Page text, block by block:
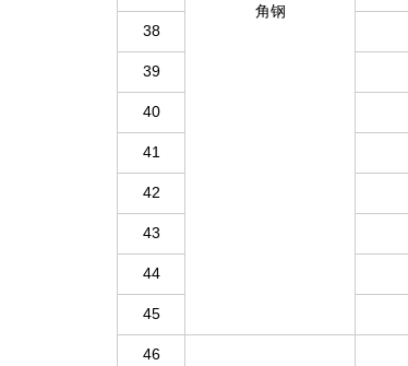
角钢
38
39
40
41
42
43
44
45
46